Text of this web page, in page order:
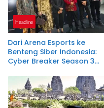
Headline
Dari Arena Esports ke
Benteng Siber Indonesia:
Cyber Breaker Season 3
Etis Penjaga Negeri